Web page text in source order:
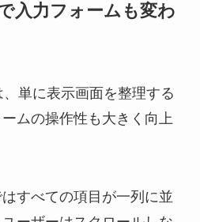
入力フォームも変わ
単に表示画面を整理する
ムの操作性も大きく向上
すべての項目が一列に並